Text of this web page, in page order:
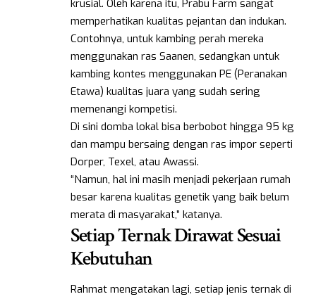
krusial. Oleh karena itu, Prabu Farm sangat
memperhatikan kualitas pejantan dan indukan.
Contohnya, untuk kambing perah mereka
menggunakan ras Saanen, sedangkan untuk
kambing kontes menggunakan PE (Peranakan
Etawa) kualitas juara yang sudah sering
memenangi kompetisi.
Di sini domba lokal bisa berbobot hingga 95 kg
dan mampu bersaing dengan ras impor seperti
Dorper, Texel, atau Awassi.
“Namun, hal ini masih menjadi pekerjaan rumah
besar karena kualitas genetik yang baik belum
merata di masyarakat,” katanya.
Setiap Ternak Dirawat Sesuai
Kebutuhan
Rahmat mengatakan lagi, setiap jenis ternak di